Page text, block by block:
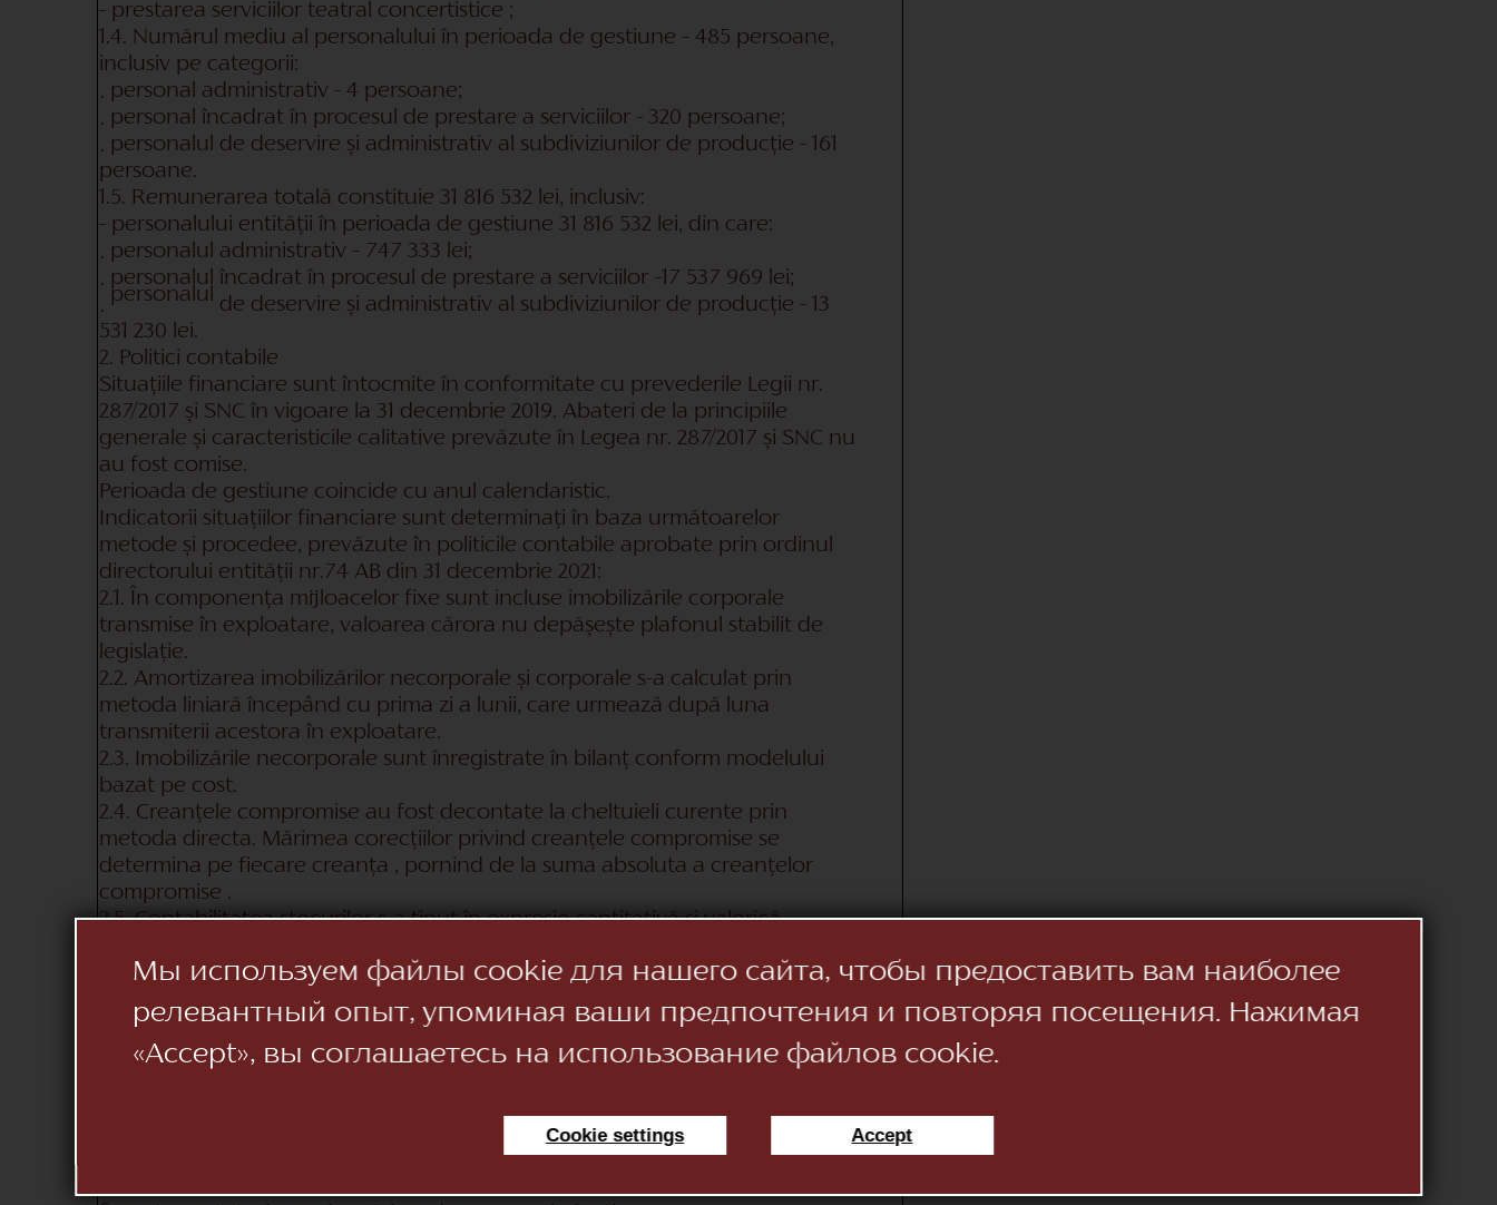
Мы используем файлы cookie для нашего сайта, чтобы предоставить вам наиболее
релевантный опыт, упоминая ваши предпочтения и повторяя посещения. Нажимая
«Accept», вы соглашаетесь на использование файлов cookie.
Cookie settings Accept
- prestarea serviciilor teatral concertistice ;
1.4. Numărul mediu al personalului în perioada de gestiune – 485 persoane,
inclusiv pe categorii:
· personal administrativ - 4 persoane;
· personal încadrat în procesul de prestare a serviciilor - 320 persoane;
· personalul de deservire și administrativ al subdiviziunilor de producție - 161
persoane.
1.5. Remunerarea totală constituie 31 816 532 lei, inclusiv:
- personalului entității în perioada de gestiune 31 816 532 lei, din care:
· personalul administrativ – 747 333 lei;
· personalul încadrat în procesul de prestare a serviciilor –17 537 969 lei;
·
personalul
de deservire și administrativ al subdiviziunilor de producție - 13
531 230 lei.
2. Politici contabile
Situațiile financiare sunt întocmite în conformitate cu prevederile Legii nr.
287/2017 și SNC în vigoare la 31 decembrie 2019. Abateri de la principiile
generale și caracteristicile calitative prevăzute în Legea nr. 287/2017 și SNC nu
au fost comise.
Perioada de gestiune coincide cu anul calendaristic.
Indicatorii situațiilor financiare sunt determinați în baza următoarelor
metode și procedee, prevăzute în politicile contabile aprobate prin ordinul
directorului entității nr.74 AB din 31 decembrie 2021:
2.1. În componența mijloacelor fixe sunt incluse imobilizările corporale
transmise în exploatare, valoarea cărora nu depășește plafonul stabilit de
legislație.
2.2. Amortizarea imobilizărilor necorporale și corporale s-a calculat prin
metoda liniară începând cu prima zi a lunii, care urmează după luna
transmiterii acestora în exploatare.
2.3. Imobilizările necorporale sunt înregistrate în bilanț conform modelului
bazat pe cost.
2.4. Creanțele compromise au fost decontate la cheltuieli curente prin
metoda directa. Mărimea corecțiilor privind creanțele compromise se
determina pe fiecare creanța , pornind de la suma absoluta a creanțelor
compromise .
2.5. Contabilitatea stocurilor s-a ținut în expresie cantitativă și valorică.
serviciilor.
2.7. Stocurile importate sunt evaluate în lei moldovenești prin recalcularea
valutei străine la cursul de schimb al BNM stabilit la data întocmirii declarației
vamale.
2.9. Valoarea anvelopelor și acumulatoarelor procurate separat de
mijloacele de transport a fost decontată la costurile/cheltuielile curente în